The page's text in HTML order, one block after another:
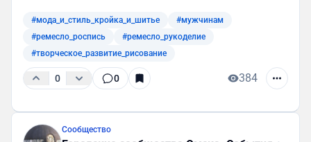
#мода_и_стиль_кройка_и_шитье
#мужчинам
#ремесло_роспись
#ремесло_рукоделие
#творческое_развитие_рисование
0 0 384
Сообщество